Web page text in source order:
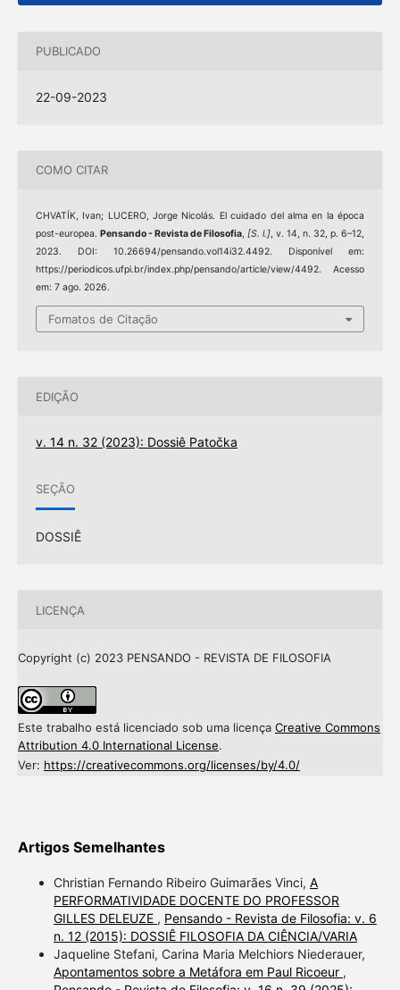
PUBLICADO
22-09-2023
COMO CITAR
CHVATÍK, Ivan; LUCERO, Jorge Nicolás. El cuidado del alma en la época
post-europea. Pensando - Revista de Filosofia,[S. l.], v. 14, n. 32, p. 6–12,
2023. DOI: 10.26694/pensando.vol14i32.4492. Disponível em:
https://periodicos.ufpi.br/index.php/pensando/article/view/4492. Acesso
em: 7 ago. 2026.
Fomatos de Citação
EDIÇÃO
v. 14 n. 32 (2023): Dossiê Patočka
SEÇÃO
DOSSIÊ
LICENÇA
Copyright (c) 2023 PENSANDO - REVISTA DE FILOSOFIA
Este trabalho está licenciado sob uma licença Creative Commons
Attribution 4.0 International License.
Ver: https://creativecommons.org/licenses/by/4.0/
Artigos Semelhantes
Christian Fernando Ribeiro Guimarães Vinci, A
PERFORMATIVIDADE DOCENTE DO PROFESSOR
GILLES DELEUZE , Pensando - Revista de Filosofia: v. 6
n. 12 (2015): DOSSIÊ FILOSOFIA DA CIÊNCIA/VARIA
Jaqueline Stefani, Carina Maria Melchiors Niederauer,
Apontamentos sobre a Metáfora em Paul Ricoeur ,